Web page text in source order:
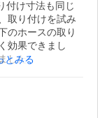
付け寸法も同じ
取り付けを試み
のホースの取り
効果できまし
した。付属品の
、便利です。切
上にしかなく見
とみる